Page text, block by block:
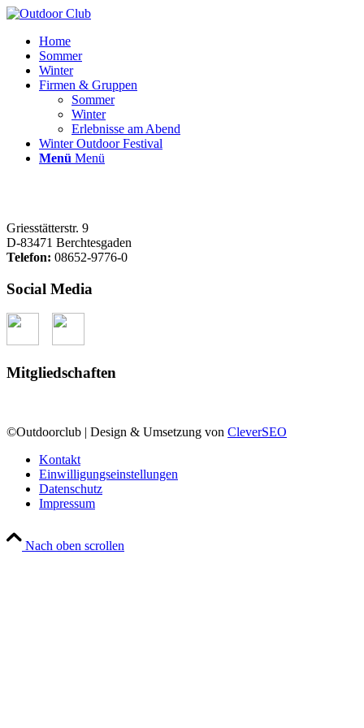
Home
Sommer
Winter
Firmen & Gruppen
Sommer
Winter
Erlebnisse am Abend
Winter Outdoor Festival
Menü Menü
Griesstätterstr. 9
D-83471 Berchtesgaden
Telefon: 08652-9776-0
Social Media
Mitgliedschaften
©Outdoorclub | Design & Umsetzung von CleverSEO
Kontakt
Einwilligungseinstellungen
Datenschutz
Impressum
Nach oben scrollen